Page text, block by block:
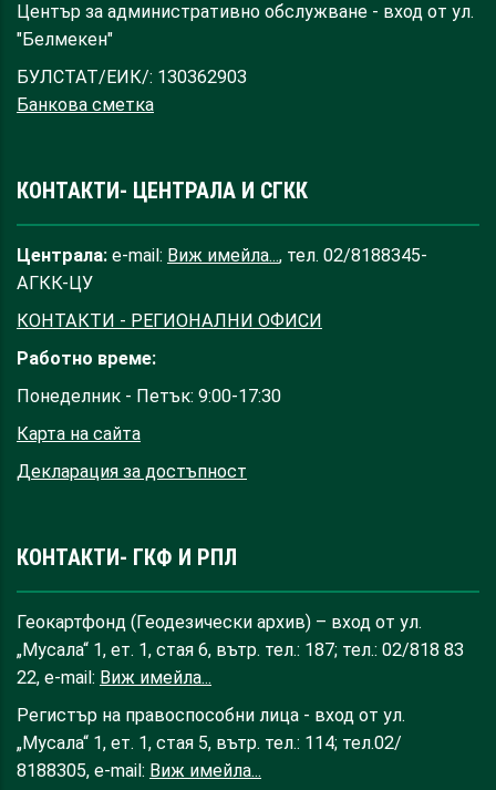
Център за административно обслужване - вход от ул.
"Белмекен"
БУЛСТАТ/ЕИК/: 130362903
Банкова сметка
КОНТАКТИ- ЦЕНТРАЛА И СГКК
Централа: e-mail: Виж имейла..., тел. 02/8188345-
АГКК-ЦУ
КОНТАКТИ - РЕГИОНАЛНИ ОФИСИ
Работно време:
Понеделник - Петък: 9:00-17:30
Карта на сайта
Декларация за достъпност
КОНТАКТИ- ГКФ И РПЛ
Геокартфонд (Геодезически архив) – вход от ул.
„Мусала“ 1, ет. 1, стая 6, вътр. тел.: 187; тел.: 02/818 83
22, e-mail: Виж имейла...
Регистър на правоспособни лица - вход от ул.
„Мусала“ 1, ет. 1, стая 5, вътр. тел.: 114; тел.02/
8188305, e-mail: Виж имейла...